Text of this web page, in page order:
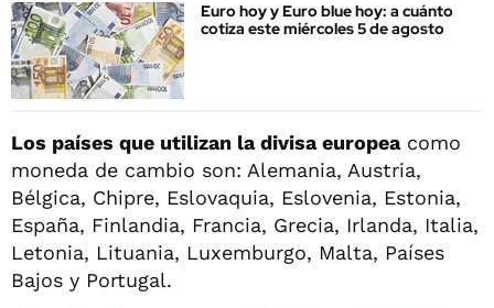
Euro hoy y Euro blue hoy: a cuánto
cotiza este miércoles 5 de agosto
Los países que utilizan la divisa europeacomo
moneda de cambio son: Alemania, Austria,
Bélgica, Chipre, Eslovaquia, Eslovenia, Estonia,
España, Finlandia, Francia, Grecia, Irlanda, Italia,
Letonia, Lituania, Luxemburgo, Malta, Países
Bajos y Portugal.